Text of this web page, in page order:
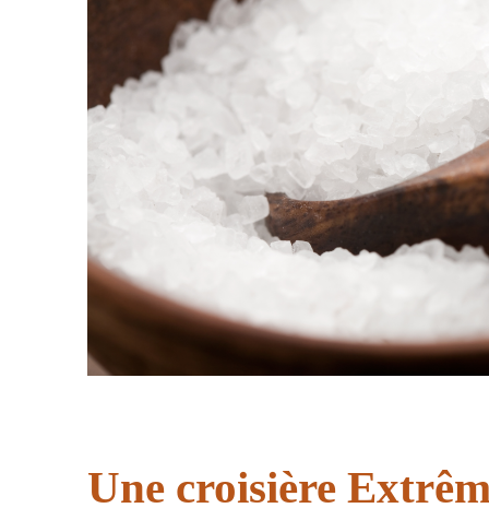
Une croisière